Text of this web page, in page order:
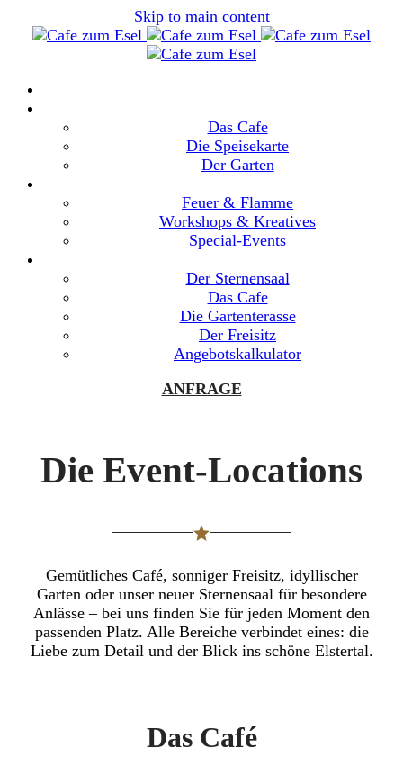
Skip to main content
Das Cafe
Die Speisekarte
Der Garten
Feuer & Flamme
Workshops & Kreatives
Special-Events
Der Sternensaal
Das Cafe
Die Gartenterasse
Der Freisitz
Angebotskalkulator
ANFRAGE
Die Event-Locations
Gemütliches Café, sonniger Freisitz, idyllischer
Garten oder unser neuer Sternensaal für besondere
Anlässe – bei uns finden Sie für jeden Moment den
passenden Platz. Alle Bereiche verbindet eines: die
Liebe zum Detail und der Blick ins schöne Elstertal.
Das Café